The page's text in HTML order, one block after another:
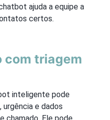
ajuda a equipe a
certos.
com triagem
inteligente pode
e dados
chamado. Ele pode